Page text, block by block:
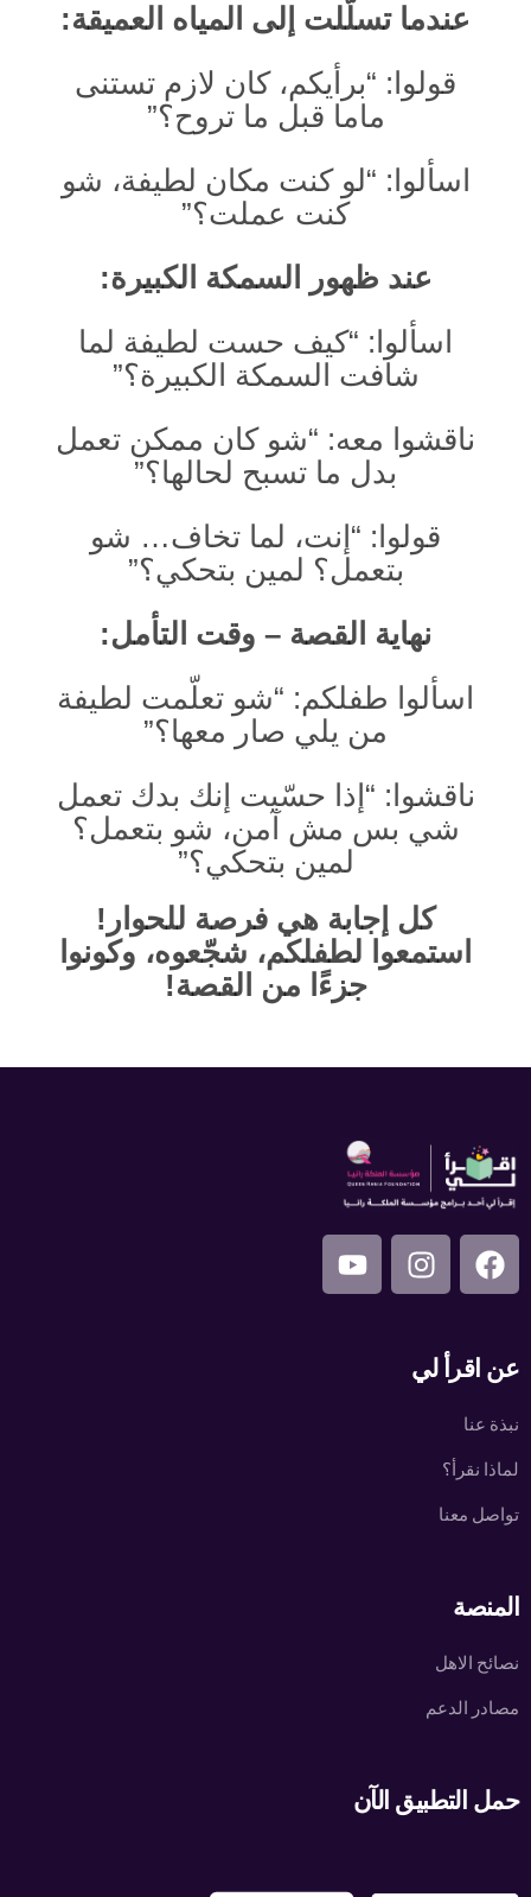
عندما تسلّلت إلى المياه العميقة:
قولوا: “برأيكم، كان لازم تستنى
ماما قبل ما تروح؟”
اسألوا: “لو كنت مكان لطيفة، شو
كنت عملت؟”
عند ظهور السمكة الكبيرة:
اسألوا: “كيف حست لطيفة لما
شافت السمكة الكبيرة؟”
ناقشوا معه: “شو كان ممكن تعمل
بدل ما تسبح لحالها؟”
قولوا: “إنت، لما تخاف… شو
بتعمل؟ لمين بتحكي؟”
نهاية القصة – وقت التأمل:
اسألوا طفلكم: “شو تعلّمت لطيفة
من يلي صار معها؟”
ناقشوا: “إذا حسّيت إنك بدك تعمل
شي بس مش آمن، شو بتعمل؟
لمين بتحكي؟”
كل إجابة هي فرصة للحوار!
استمعوا لطفلكم، شجّعوه، وكونوا
جزءًا من القصة!
عن اقرأ لي
نبذة عنا
لماذا نقرأ؟
تواصل معنا
المنصة
نصائح الاهل
مصادر الدعم
حمل التطبيق الآن